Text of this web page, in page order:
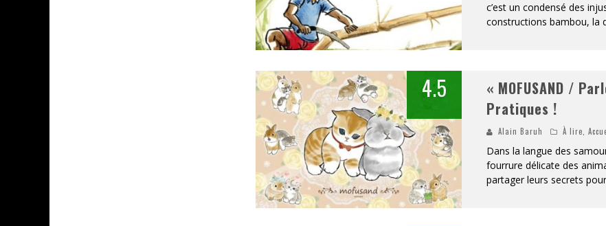
c’est un condensé des
constructions bambou, la
4.5
« MOFUSAND /
Pratiques !
Alain Baruh À lire ,
Dans la langue des
fourrure délicate des
partager leurs secrets